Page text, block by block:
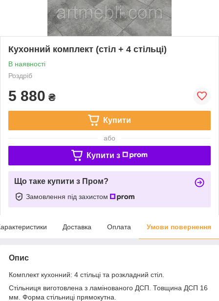
Кухонний комплект (стіл + 4 стільці)
В наявності
Роздріб
5 880 ₴
Купити
або
Купити з
Що таке купити з Пром?
Замовлення під захистом
Доставка Оплата Умови повернення
Опис
Комплект кухонний: 4 стільці та розкладний стіл.
Стільниця виготовлена з ламінованого ДСП. Товщина ДСП 16
мм. Форма стільниці прямокутна.